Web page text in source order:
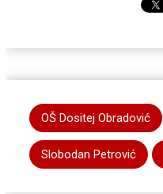
OŠ Dositej Obradović
Slobodan Petrović